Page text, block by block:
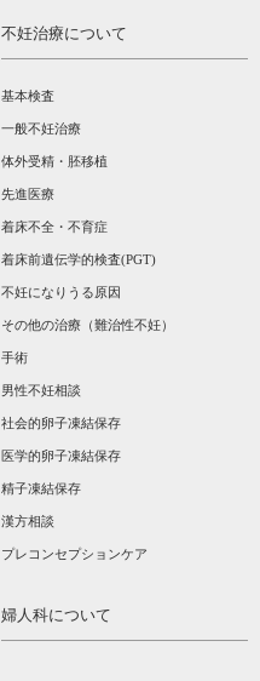
不妊治療について
基本検査
一般不妊治療
体外受精・胚移植
先進医療
着床不全・不育症
着床前遺伝学的検査(PGT)
不妊になりうる原因
その他の治療（難治性不妊）
手術
男性不妊相談
社会的卵子凍結保存
医学的卵子凍結保存
精子凍結保存
漢方相談­
プレコンセプションケア
婦人科について